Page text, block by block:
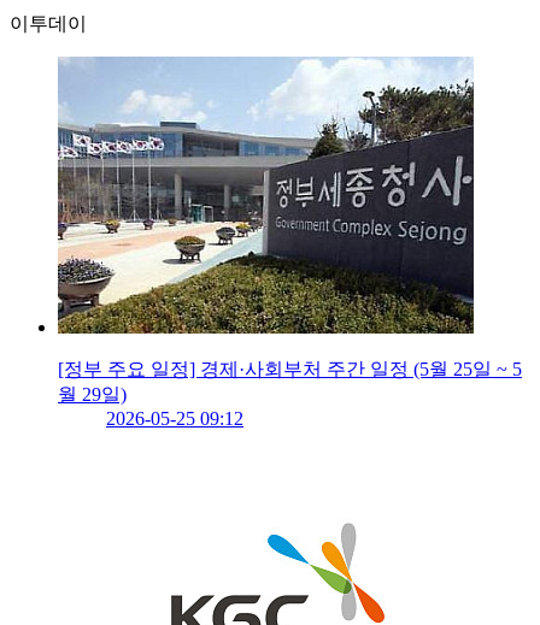
이투데이
[정부 주요 일정] 경제·사회부처 주간 일정 (5월 25일 ~ 5
월 29일)
2026-05-25 09:12